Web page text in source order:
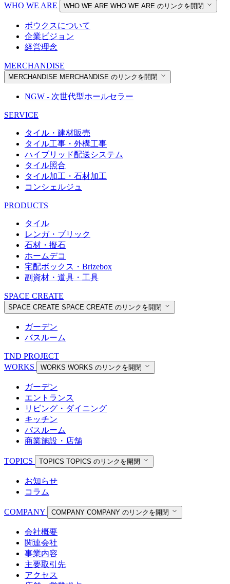
WHO WE ARE WHO WE ARE WHO WE ARE のリンクを開閉
ボウクスについて
企業ビジョン
経営理念
MERCHANDISE
MERCHANDISE MERCHANDISE のリンクを開閉
NGW - 次世代型ホールセラー
SERVICE
タイル・建材販売
タイル工事・外構工事
ハイブリッド配送システム
タイル照合
タイル加工・石材加工
コンシェルジュ
PRODUCTS
タイル
レンガ・ブリック
石材・擬石
ホームデコ
宅配ボックス・Brizebox
副資材・道具・工具
SPACE CREATE
SPACE CREATE SPACE CREATE のリンクを開閉
ガーデン
バスルーム
TND PROJECT
WORKS
WORKS WORKS のリンクを開閉
ガーデン
エントランス
リビング・ダイニング
キッチン
バスルーム
商業施設・店舗
TOPICS TOPICS TOPICS のリンクを開閉
お知らせ
コラム
COMPANY COMPANY COMPANY のリンクを開閉
会社概要
関連会社
事業内容
主要取引先
アクセス